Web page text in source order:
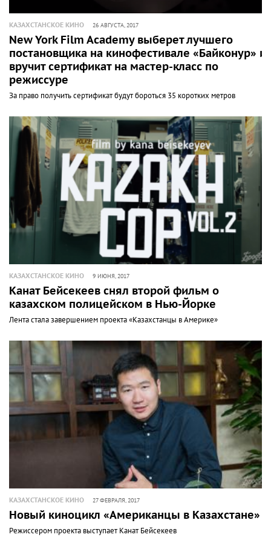
КАЗАХСТАНСКОЕ КИНО 26 АВГУСТА, 2017
New York Film Academy выберет лучшего
постановщика на кинофестивале «Байконур» и
вручит сертификат на мастер-класс по
режиссуре
За право получить сертификат будут бороться 35 коротких метров
КАЗАХСТАНСКОЕ КИНО 9 ИЮНЯ, 2017
Канат Бейсекеев снял второй фильм о
казахском полицейском в Нью-Йорке
Лента стала завершением проекта «Казахстанцы в Америке»
КАЗАХСТАНСКОЕ КИНО 27 ФЕВРАЛЯ, 2017
Новый киноцикл «Американцы в Казахстане»
Режиссером проекта выступает Канат Бейсекеев